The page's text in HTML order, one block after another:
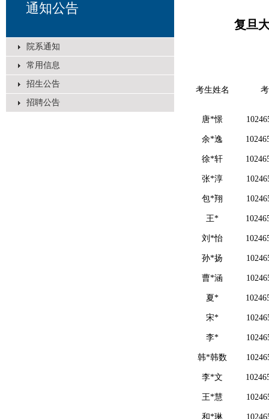
通知公告
院系通知
常用信息
招生公告
招聘公告
复旦
考生姓名
唐*憬
余*逸
徐*轩
张*淳
包*翔
王*
刘*怡
孙*扬
曹*涵
夏*
宋*
李*
韩*韩数
李*文
王*慧
和*琳